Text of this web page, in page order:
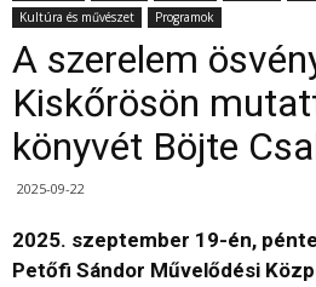
Kultúra és művészet
Programok
A szerelem
Kiskőrösön
könyvét Böjte
2025-09-22
2025. szeptember 19-én,
Petőfi Sándor Művelődési